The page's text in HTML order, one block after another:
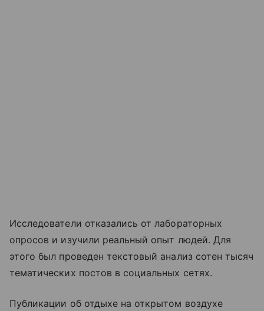
Исследователи отказались от лабораторных
опросов и изучили реальный опыт людей. Для
этого был проведен текстовый анализ сотен тысяч
тематических постов в социальных сетях.
Публикации об отдыхе на открытом воздухе